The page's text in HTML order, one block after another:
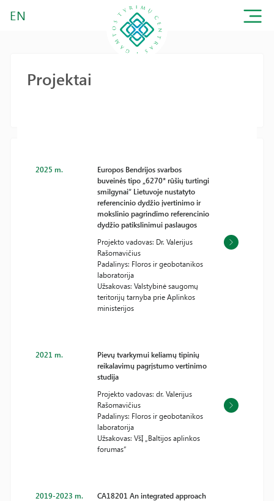
EN
Projektai
2025 m.
Europos Bendrijos svarbos
buveinės tipo „6270* rūšių turtingi
smilgynai“ Lietuvoje nustatyto
referencinio dydžio įvertinimo ir
mokslinio pagrindimo referencinio
dydžio patikslinimui paslaugos
Projekto vadovas: Dr. Valerijus
Rašomavičius
Padalinys: Floros ir geobotanikos
laboratorija
Užsakovas: Valstybinė saugomų
teritorijų tarnyba prie Aplinkos
ministerijos
2021 m.
Pievų tvarkymui keliamų tipinių
reikalavimų pagrįstumo vertinimo
studija
Projekto vadovas: dr. Valerijus
Rašomavičius
Padalinys: Floros ir geobotanikos
laboratorija
Užsakovas: VšĮ „Baltijos aplinkos
forumas“
2019-2023 m.
CA18201 An integrated approach